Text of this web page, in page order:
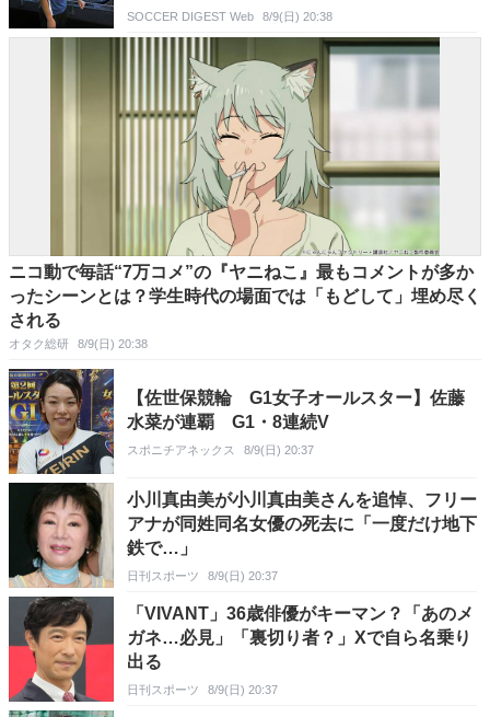
ね」「思ってたより…」
SOCCER DIGEST Web 8/9(日) 20:38
ニコ動で毎話“7万コメ”の『ヤニねこ』最もコメントが多か
ったシーンとは？学生時代の場面では「もどして」埋め尽く
される
オタク総研 8/9(日) 20:38
【佐世保競輪 G1女子オールスター】佐藤
水菜が連覇 G1・8連続V
スポニチアネックス 8/9(日) 20:37
小川真由美が小川真由美さんを追悼、フリー
アナが同姓同名女優の死去に「一度だけ地下
鉄で…」
日刊スポーツ 8/9(日) 20:37
「VIVANT」36歳俳優がキーマン？「あのメ
ガネ…必見」「裏切り者？」Xで自ら名乗り
出る
日刊スポーツ 8/9(日) 20:37